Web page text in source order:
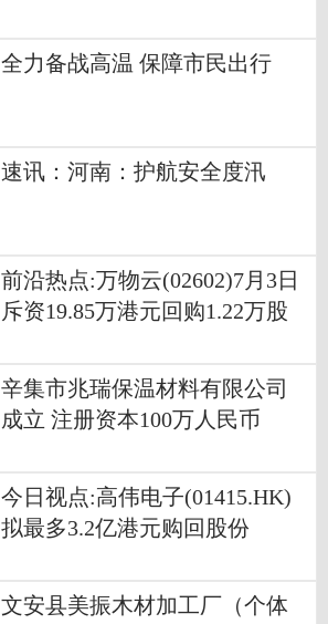
全力备战高温 保障市民出行
速讯：河南：护航安全度汛
前沿热点:万物云(02602)7月3日
斥资19.85万港元回购1.22万股
辛集市兆瑞保温材料有限公司
成立 注册资本100万人民币
今日视点:高伟电子(01415.HK)
拟最多3.2亿港元购回股份
文安县美振木材加工厂（个体